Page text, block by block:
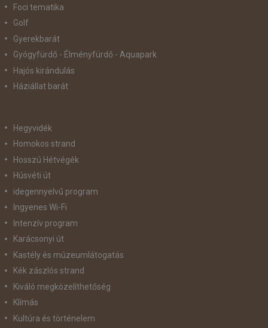
Foci tematika
Golf
Gyerekbarát
Gyógyfürdő - Élményfürdő - Aquapark
Hajós kirándulás
Háziállat barát
Hegyvidék
Homokos strand
Hosszú Hétvégék
Húsvéti út
idegennyelvű program
Ingyenes Wi-Fi
Intenzív program
Karácsonyi út
Kastély és múzeumlátogatás
Kék zászlós strand
Kiváló megközelíthetőség
Klímás
Kultúra és történelem